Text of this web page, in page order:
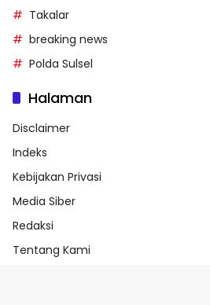
Takalar
breaking news
Polda Sulsel
Halaman
Disclaimer
Indeks
Kebijakan Privasi
Media Siber
Redaksi
Tentang Kami